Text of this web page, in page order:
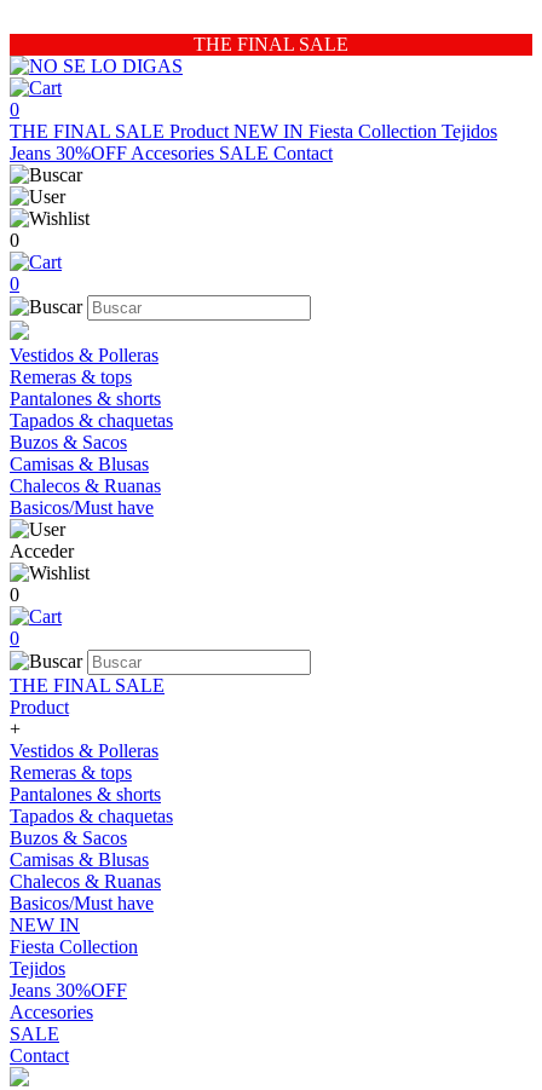
THE FINAL SALE
0
THE FINAL SALE Product NEW IN Fiesta Collection Tejidos
Jeans 30%OFF Accesories SALE Contact
0
0
Vestidos & Polleras
Remeras & tops
Pantalones & shorts
Tapados & chaquetas
Buzos & Sacos
Camisas & Blusas
Chalecos & Ruanas
Basicos/Must have
Acceder
0
0
THE FINAL SALE
Product
+
Vestidos & Polleras
Remeras & tops
Pantalones & shorts
Tapados & chaquetas
Buzos & Sacos
Camisas & Blusas
Chalecos & Ruanas
Basicos/Must have
NEW IN
Fiesta Collection
Tejidos
Jeans 30%OFF
Accesories
SALE
Contact